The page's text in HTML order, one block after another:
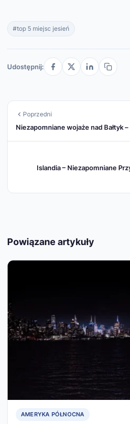
#top 5 miejsc jesień
Udostępnij:
Poprzedni
Niezapomniane wojaże nad Bałtyk
Islandia – Niezapomniane
Powiązane artykuły
AMERYKA PÓŁNOCNA